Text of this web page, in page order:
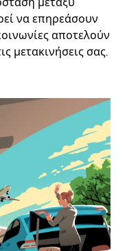
να επηρεάσουν
αποτελούν
μετακινήσεις σας.